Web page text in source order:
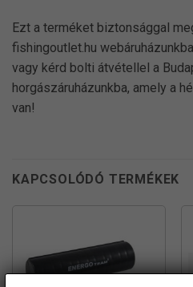
Ezt a terméket biztonsággal
fishingoutlet.hu
vagy kérd bolti átvétellel a
horgászáruházunkba, amely a
van!
KAPCSOLÓDÓ TERMÉKEK